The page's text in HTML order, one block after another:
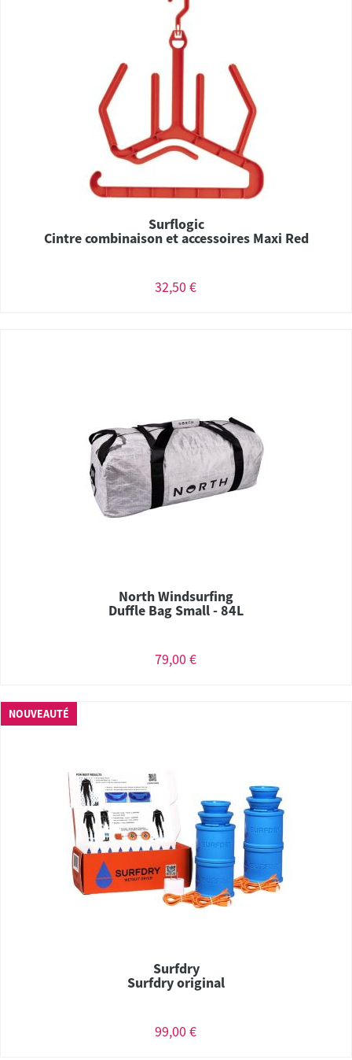
Surflogic
Cintre combinaison et accessoires Maxi Red
32,50 €
North Windsurfing
Duffle Bag Small - 84L
79,00 €
NOUVEAUTÉ
Surfdry
Surfdry original
99,00 €